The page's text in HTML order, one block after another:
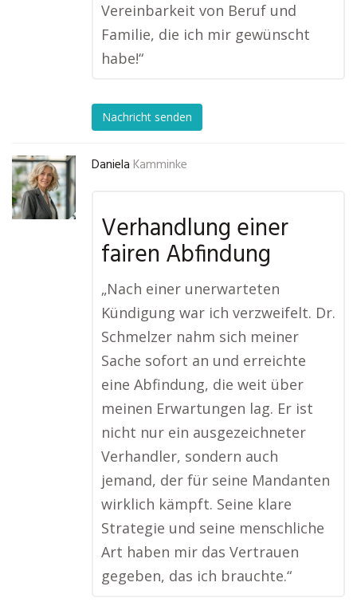
Vereinbarkeit von Beruf und
Familie, die ich mir gewünscht
habe!“
Nachricht senden
Daniela Kamminke
Verhandlung einer
fairen Abfindung
„Nach einer unerwarteten
Kündigung war ich verzweifelt. Dr.
Schmelzer nahm sich meiner
Sache sofort an und erreichte
eine Abfindung, die weit über
meinen Erwartungen lag. Er ist
nicht nur ein ausgezeichneter
Verhandler, sondern auch
jemand, der für seine Mandanten
wirklich kämpft. Seine klare
Strategie und seine menschliche
Art haben mir das Vertrauen
gegeben, das ich brauchte.“